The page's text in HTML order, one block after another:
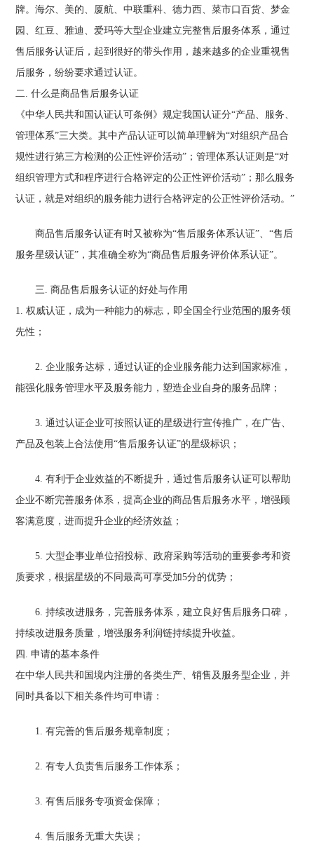
牌。海尔、美的、厦航、中联重科、德力西、菜市口百货、梦金
园、红豆、雅迪、爱玛等大型企业建立完整售后服务体系，通过
售后服务认证后，起到很好的带头作用，越来越多的企业重视售
后服务，纷纷要求通过认证。
二. 什么是商品售后服务认证
《中华人民共和国认证认可条例》规定我国认证分“产品、服务、
管理体系”三大类。其中产品认证可以简单理解为“对组织产品合
规性进行第三方检测的公正性评价活动”；管理体系认证则是“对
组织管理方式和程序进行合格评定的公正性评价活动”；那么服务
认证，就是对组织的服务能力进行合格评定的公正性评价活动。”
商品售后服务认证有时又被称为“售后服务体系认证”、“售后
服务星级认证”，其准确全称为“商品售后服务评价体系认证”。
三. 商品售后服务认证的好处与作用
1. 权威认证，成为一种能力的标志，即全国全行业范围的服务领
先性；
2. 企业服务达标，通过认证的企业服务能力达到国家标准，
能强化服务管理水平及服务能力，塑造企业自身的服务品牌；
3. 通过认证企业可按照认证的星级进行宣传推广，在广告、
产品及包装上合法使用“售后服务认证”的星级标识；
4. 有利于企业效益的不断提升，通过售后服务认证可以帮助
企业不断完善服务体系，提高企业的商品售后服务水平，增强顾
客满意度，进而提升企业的经济效益；
5. 大型企事业单位招投标、政府采购等活动的重要参考和资
质要求，根据星级的不同最高可享受加5分的优势；
6. 持续改进服务，完善服务体系，建立良好售后服务口碑，
持续改进服务质量，增强服务利润链持续提升收益。
四. 申请的基本条件
在中华人民共和国境内注册的各类生产、销售及服务型企业，并
同时具备以下相关条件均可申请：
1. 有完善的售后服务规章制度；
2. 有专人负责售后服务工作体系；
3. 有售后服务专项资金保障；
4. 售后服务无重大失误；